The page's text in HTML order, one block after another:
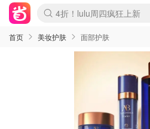
Boticinal 夏促开抢！
4折！lulu周四疯狂上新
还没结束！&OtherStories
Joybuy变相75折 随时失效
速领！Stanley独家85折
疑似霸哥！Camper额外
Zalando 奥莱闪促！每日
Moncler反季囤！5折起+
Coach Brooklyn仅€192
首页 美妆护肤 面部护肤